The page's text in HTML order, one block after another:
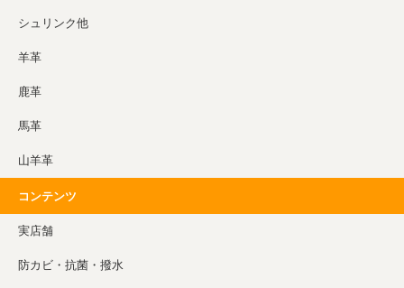
シュリンク他
羊革
鹿革
馬革
山羊革
コンテンツ
実店舗
防カビ・抗菌・撥水